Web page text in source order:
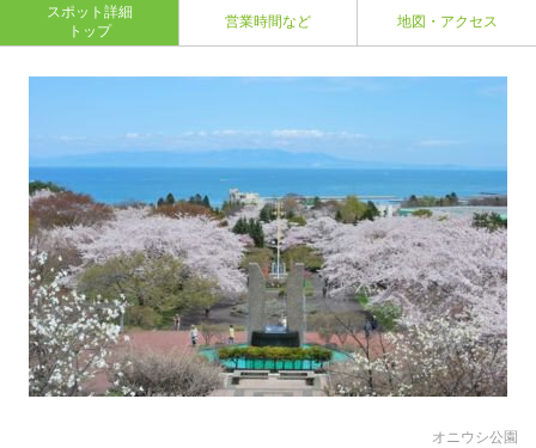
スポット詳細
トップ
営業時間など 地図・アクセス
オニウシ公園